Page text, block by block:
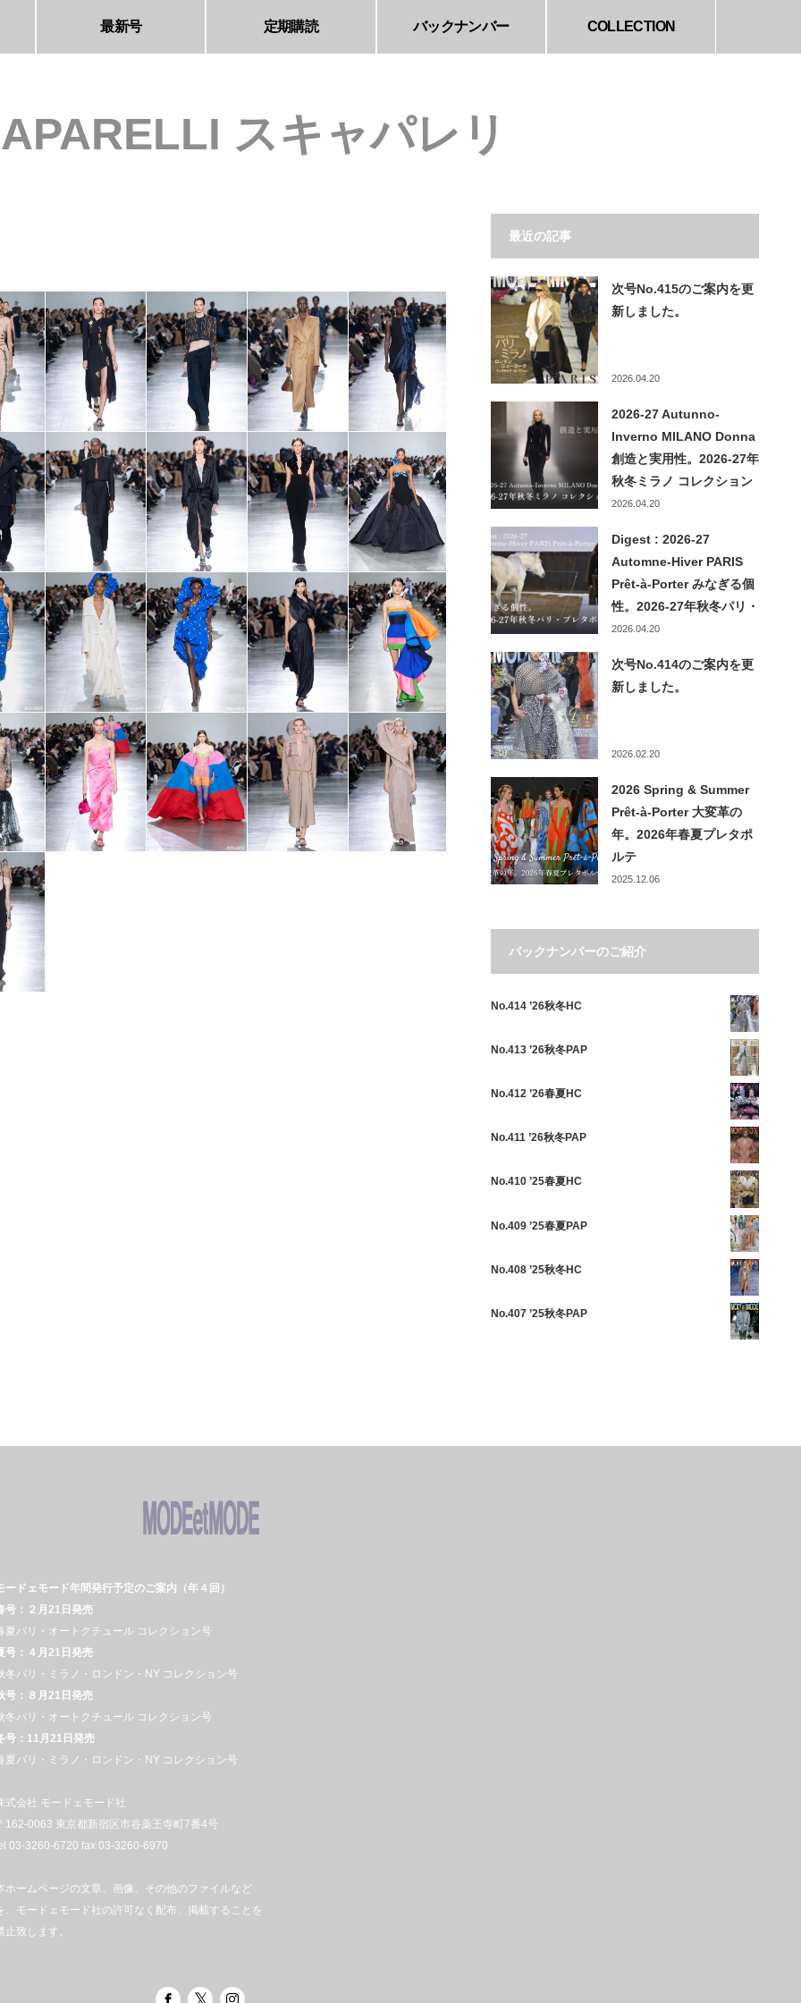
最新号 定期購読 バックナンバー COLLECTION
スキャパレリ
最近の記事
次号No.415のご案内を更
新しました。
2026.04.20
2026-27 Autunno-
Inverno MILANO Donna
創造と実用性。2026-27年
秋冬ミラノ コレクション
2026.04.20
Digest : 2026-27
Automne-Hiver PARIS
Prêt-à-Porter みなぎる個
性。2026-27年秋冬パリ・
プレタポルテ
2026.04.20
次号No.414のご案内を更
新しました。
2026.02.20
2026 Spring & Summer
Prêt-à-Porter ⼤変⾰の
年。2026年春夏プレタポ
ルテ
2025.12.06
バックナンバーのご紹介
No.414 ’26秋冬HC
No.413 ’26秋冬PAP
No.412 ’26春夏HC
No.411 ’26秋冬PAP
No.410 ’25春夏HC
No.409 ’25春夏PAP
No.408 ’25秋冬HC
No.407 ’25秋冬PAP
ードェモード年間発行予定のご案内（年４回）
号：２月21日発売
夏パリ・オートクチュール コレクション号
号：４月21日発売
冬パリ・ミラノ・ロンドン・NY コレクション号
号：８月21日発売
冬パリ・オートクチュール コレクション号
号：11月21日発売
夏パリ・ミラノ・ロンドン・NY コレクション号
式会社 モードェモード社
162-0063 東京都新宿区市谷薬王寺町7番4号
03-3260-6720 fax 03-3260-6970
ホームページの文章、画像、その他のファイルなど
、モードェモード社の許可なく配布、掲載することを
止致します。